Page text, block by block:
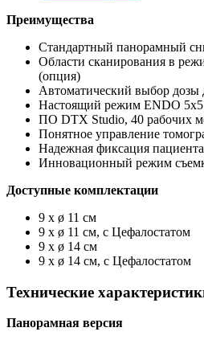
Преимущества
Стандартный панорамный
Области сканирования в
(опция)
Автоматический выбор дозы
Настоящий режим ENDO
ПО DTX Studio, 40 рабочих
Понятное управление
Надежная фиксация пациента
Инновационный режим
Доступные комплектации
9 x ø 11 см
9 x ø 11 см, с Цефалостатом
9 x ø 14 см
9 x ø 14 см, с Цефалостатом
Технические
Панорамная версия